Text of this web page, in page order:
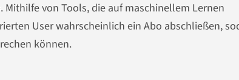
von Tools, die auf maschinellem Lernen
User wahrscheinlich ein Abo abschließen,
können.